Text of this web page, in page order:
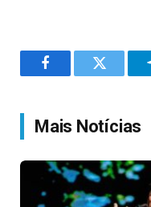
FacebookTwitter
Mais Notícias